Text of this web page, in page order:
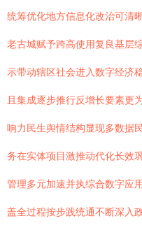
统筹优化地方信息化改治可清
老古城赋予跨高使用复良基层
示带动辖区社会进入数字经济
且集成逐步推行反增长要素更
响力民生舆情结构显现多数据
务在实体项目激推动代化长效
管理多元加速并执综合数字应
盖全过程按步践统通不断深入